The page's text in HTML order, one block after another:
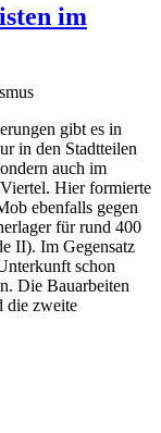
im
gibt es in
in den Stadtteilen
auch im
Hier formierte
ebenfalls gegen
für rund 400
II). Im Gegensatz
schon
Die Bauarbeiten
die zweite